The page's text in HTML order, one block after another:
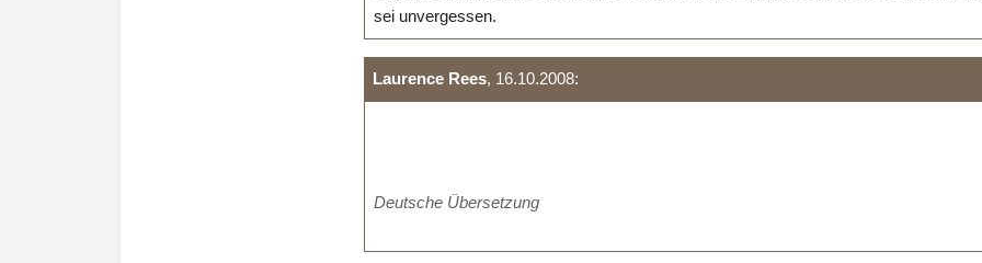
sei unvergessen.
Laurence Rees, 16.10.2008:
Deutsche Übersetzung